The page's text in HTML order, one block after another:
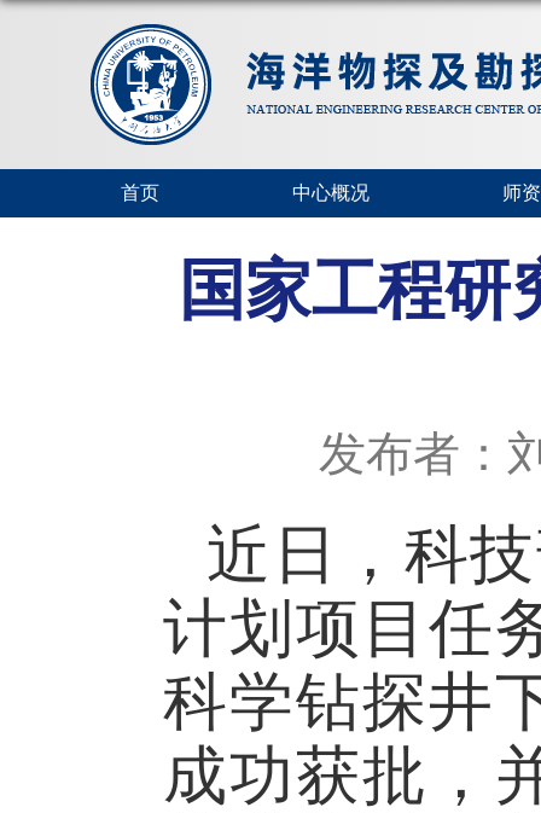
首页 中心概况 师
国家工程
发布者：
近日，科
计划项目任
科学钻探井
成功获批，